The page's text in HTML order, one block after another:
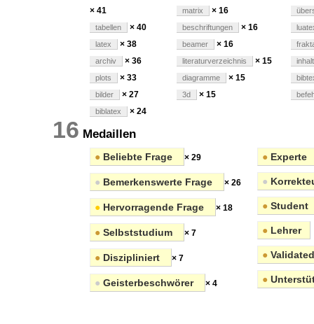
× 41
tabellen × 40
latex × 38
archiv × 36
plots × 33
bilder × 27
biblatex × 24
matrix × 16
beschriftungen × 16
beamer × 16
literaturverzeichnis × 15
diagramme × 15
3d × 15
16 Medaillen
● Beliebte Frage × 29
● Bemerkenswerte Frage × 26
● Hervorragende Frage × 18
● Selbststudium × 7
● Diszipliniert × 7
● Geisterbeschwörer × 4
● Experte
●
● Student
● Lehrer
●
●